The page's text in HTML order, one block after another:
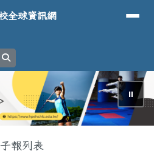
中等學校全球資
全球資訊網
⏸
報列表